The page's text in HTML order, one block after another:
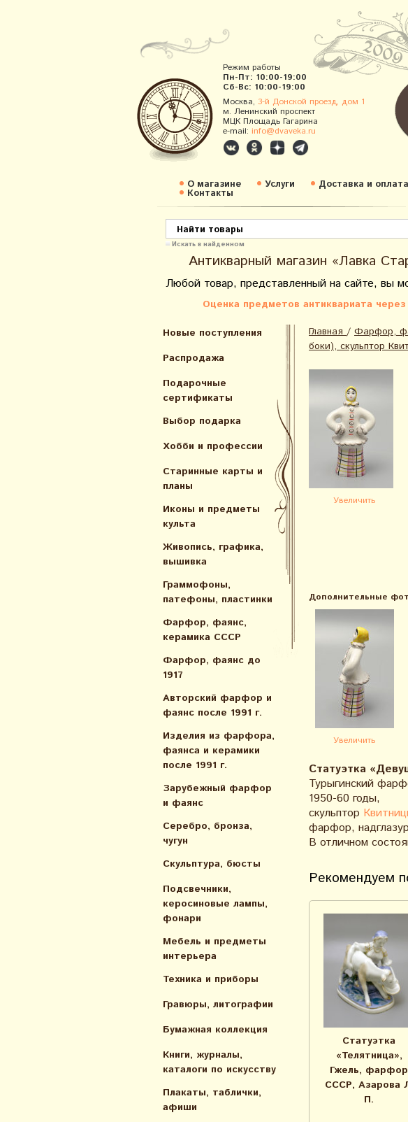
Режим работы
Пн-Пт: 10:00-19:00
Сб-Вс: 10:00-19:00
Москва, 3-й Донской проезд, дом 1
м. Ленинский проспект
МЦК Площадь Гагарина
e-mail: info@dvaveka.ru
О магазине Услуги Доставка и оплата
Контакты
Искать в найденном
Антикварный магазин «Лавка
Любой товар, представленный на сайте, вы
Оценка предметов антиквариата
Новые поступления
Распродажа
Подарочные
сертификаты
Выбор подарка
Хобби и профессии
Старинные карты и
планы
Иконы и предметы
культа
Живопись, графика,
вышивка
Граммофоны,
патефоны, пластинки
Фарфор, фаянс,
керамика СССР
Фарфор, фаянс до
1917
Авторский фарфор и
фаянс после 1991 г.
Изделия из фарфора,
фаянса и керамики
после 1991 г.
Зарубежный фарфор
и фаянс
Серебро, бронза,
чугун
Скульптура, бюсты
Подсвечники,
керосиновые лампы,
фонари
Мебель и предметы
интерьера
Техника и приборы
Гравюры, литографии
Бумажная коллекция
Книги, журналы,
каталоги по искусcтву
Плакаты, таблички,
афиши
Главная / Фарфор,
боки), скульптор
Увеличить
Дополнительные
Увеличить
Статуэтка
Турыгинский
1950-60 годы,
скульптор
фарфор,
В отличном
Рекомендуем
Статуэтка
«Телятница»,
Гжель, фарфор
СССР, Азарова
П.